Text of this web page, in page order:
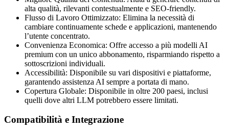
alta qualità, rilevanti contestualmente e SEO-friendly.
Flusso di Lavoro Ottimizzato: Elimina la necessità di
cambiare continuamente schede e applicazioni, mantenendo
l’utente concentrato.
Convenienza Economica: Offre accesso a più modelli AI
premium con un unico abbonamento, risparmiando rispetto a
sottoscrizioni individuali.
Accessibilità: Disponibile su vari dispositivi e piattaforme,
garantendo assistenza AI sempre a portata di mano.
Copertura Globale: Disponibile in oltre 200 paesi, inclusi
quelli dove altri LLM potrebbero essere limitati.
Compatibilità e Integrazione